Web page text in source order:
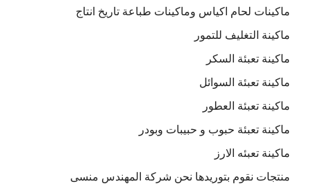
ماكينات لحام اكياس وماكينات طباعة تاريخ انتاج
ماكينة التغليف للتمور
ماكينة تعبئة السكر
ماكينة تعبئة السوائل
ماكينة تعبئة العطور
ماكينة تعبئة حبوب و حبيبات وبودر
ماكينة تعبئه الارز
منتجات نقوم بتوريدها نحن شركة المهندس منسى